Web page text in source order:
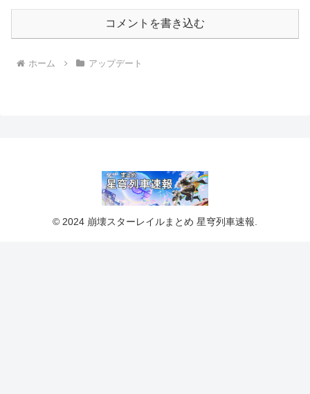
コメントを書き込む
ホーム アップデート
© 2024 崩壊スターレイルまとめ 星穹列車速報.